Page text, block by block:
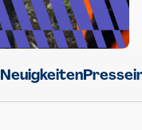
Neuigkeiten